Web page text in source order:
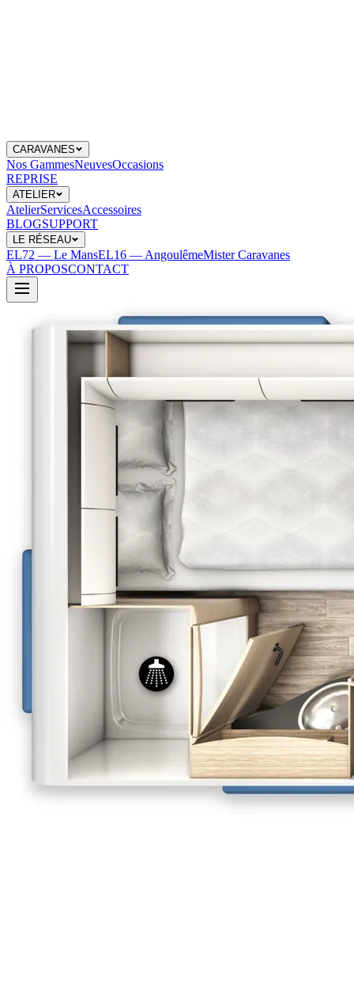
CARAVANES
Nos GammesNeuvesOccasions
REPRISE
ATELIER
AtelierServicesAccessoires
BLOGSUPPORT
LE RÉSEAU
EL72 — Le MansEL16 — AngoulêmeMister Caravanes
À PROPOSCONTACT